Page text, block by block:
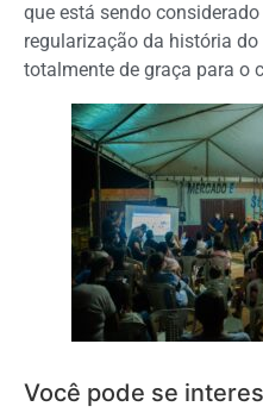
que está sendo
regularização da história
totalmente de graça para o
Você pode se